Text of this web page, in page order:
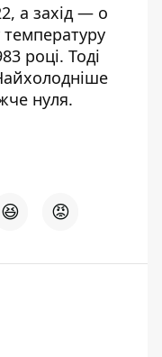
а захід — о
році. Тоді
нуля.
😆 😡